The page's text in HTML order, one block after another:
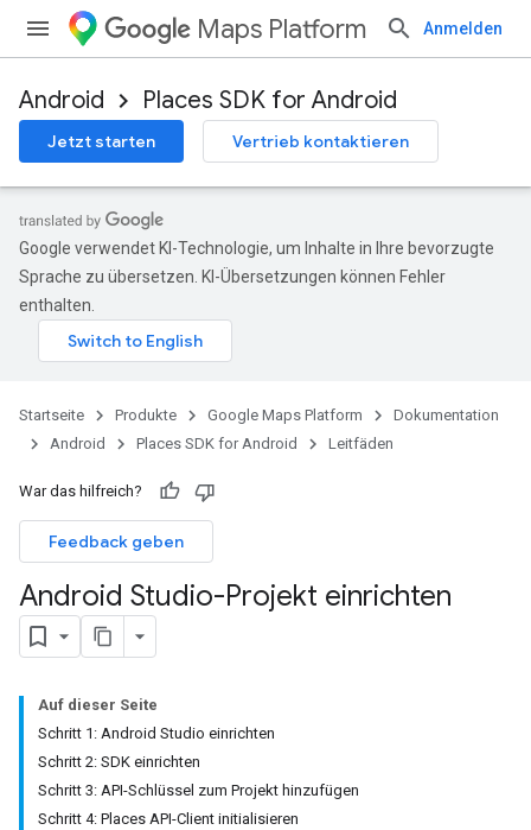
Maps Platform Anmelden
Android Places SDK for Android
Jetzt starten Vertrieb kontaktieren
Google verwendet KI-Technologie, um Inhalte in Ihre bevorzugte
Sprache zu übersetzen. KI-Übersetzungen können Fehler
enthalten.
Startseite Produkte Google Maps Platform
Dokumentation
Android
Places SDK for Android Leitfäden
War das hilfreich?
Feedback geben
Android Studio-Projekt einrichten
Auf dieser Seite
Schritt 1: Android Studio einrichten
Schritt 2: SDK einrichten
Schritt 3: API-Schlüssel zum Projekt hinzufügen
Schritt 4: Places API-Client initialisieren